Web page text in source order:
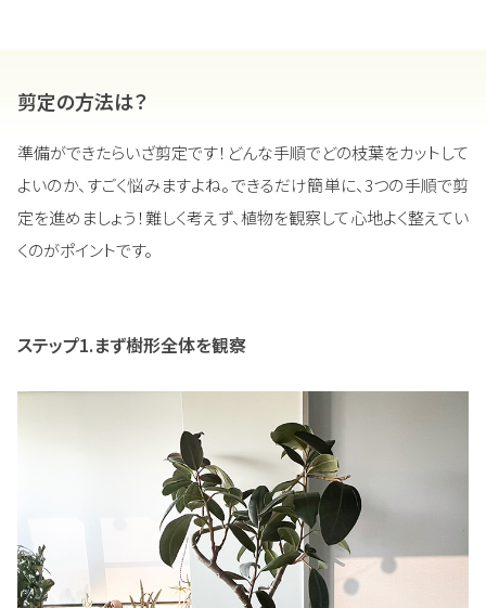
剪定の方法は？
準備ができたらいざ剪定です！どんな手順でどの枝葉をカットして
よいのか、すごく悩みますよね。できるだけ簡単に、3つの手順で剪
定を進めましょう！難しく考えず、植物を観察して心地よく整えてい
くのがポイントです。
ステップ1.まず樹形全体を観察